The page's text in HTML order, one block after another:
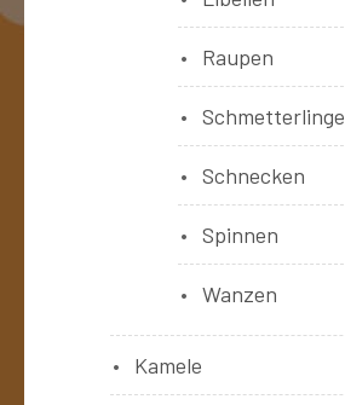
Raupen
Schmetterlinge
Schnecken
Spinnen
Wanzen
Kamele